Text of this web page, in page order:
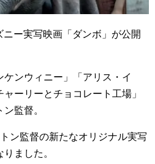
ニー実写映画「ダンボ」が公開
ンウィニー」「アリス・イ
ーリーとチョコレート工場」
監督。
ン監督の新たなオリジナル実写
ました。